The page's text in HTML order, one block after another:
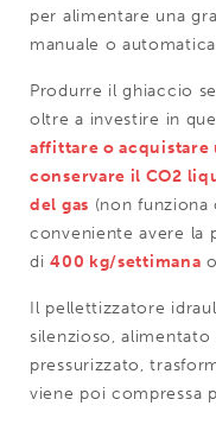
per alimentare una
manuale o
Produrre il ghiaccio
oltre a investire in
affittare o acquistare
conservare il CO2
del gas (non funziona
conveniente avere la
di400 kg/settimana
Il pellettizzatore
silenzioso,
pressurizzato,
viene poi compressa